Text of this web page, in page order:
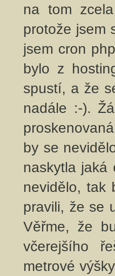
na tom
protože jsem
jsem cron
bylo z
spustí, a že
nadále :-).
by se
naskytla
nevidělo, tak
pravili, že se
Věřme, že
včerejšího
metrové